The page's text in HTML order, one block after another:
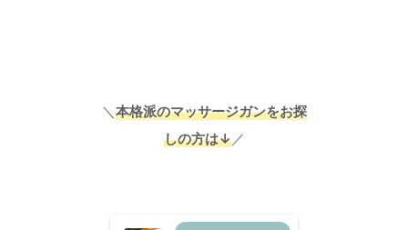
＼ 本格派のマッサージガンをお探
しの方は↓／